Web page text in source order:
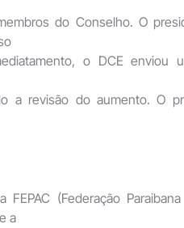
do Conselho. O
o DCE enviou
a revisão do aumento. O
FEPAC (Federação
a